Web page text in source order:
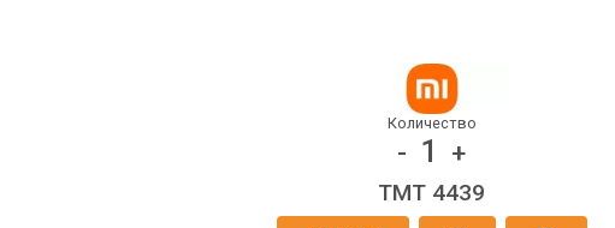
Количество
- 1 +
TMT 4439